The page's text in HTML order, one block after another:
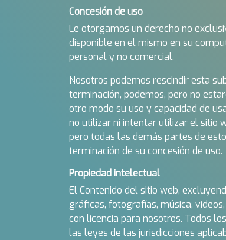
Concesión de uso
Le otorgamos un derecho no
disponible en el mismo en su
personal y no comercial.
Nosotros podemos rescindir esta
terminación, podemos, pero no
otro modo su uso y capacidad de
no utilizar ni intentar utilizar el sitio
pero todas las demás partes de
terminación de su concesión de uso.
Propiedad intelectual
El Contenido del sitio web,
gráficas, fotografías, música,
con licencia para nosotros. Todos
las leyes de las jurisdicciones